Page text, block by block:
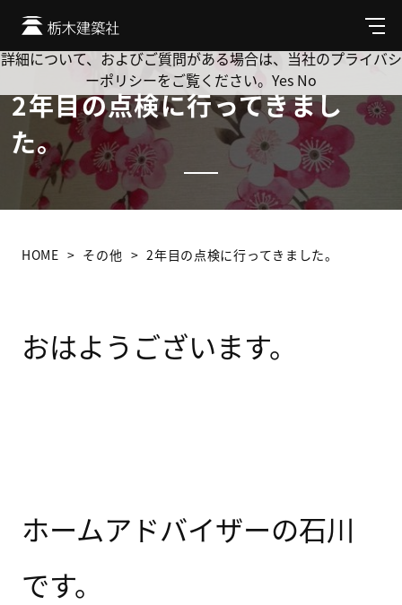
メ
ニ
ュ
2年目の点検に行ってきまし
た。
HOME その他 2年目の点検に行ってきました。
おはようございます。
ホームアドバイザーの石川
です。
Cookie を使用して、お客様の活動を追跡してもよろしいです
か? 当社ではお客様のプライバシーを極めて重視しています。
詳細について、およびご質問がある場合は、当社のプライバシ
ーポリシーをご覧ください。 Yes No